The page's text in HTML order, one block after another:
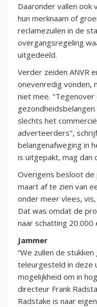
Daaronder vallen ook
hun merknaam of
reclamezuilen in de
overgangsregeling
uitgedeeld.
Verder zeiden ANVR
onevenredig vonden,
niet mee. "Tegenover
slechts het
adverteerders",
belangenafweging in
is uitgepakt, mag dan
Overigens besloot de
maart af te zien van
onder meer vlees,
Dat was omdat de
naar schatting 20.000
Jammer
“We zullen de
teleurgesteld in deze
mogelijkheid om in
directeur Frank
Radstake is naar